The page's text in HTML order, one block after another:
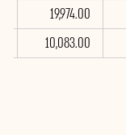
19,974.00
10,083.00